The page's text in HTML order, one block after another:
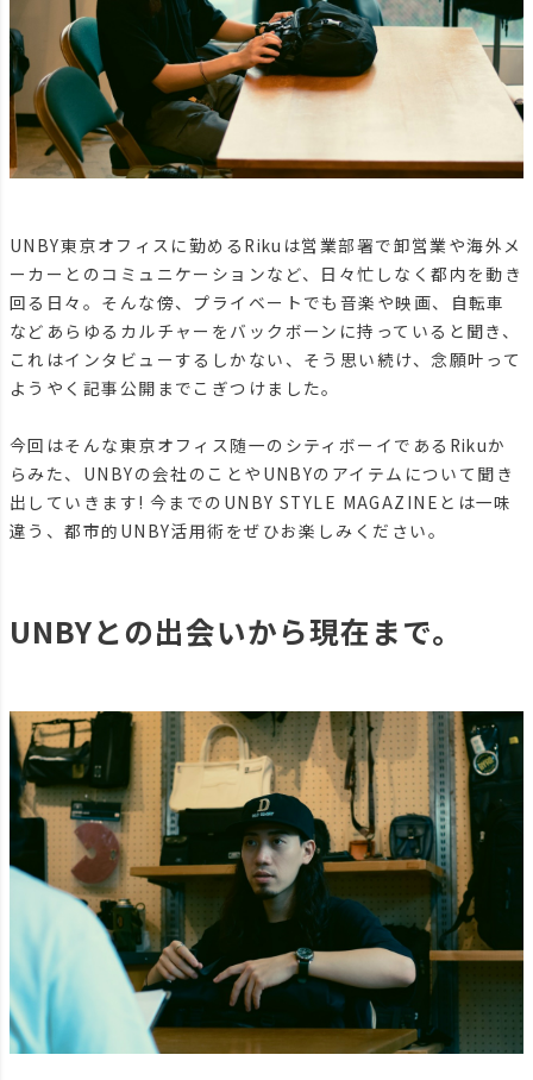
UNBY東京オフィスに勤めるRikuは営業部署で卸営業や海外メ
ーカーとのコミュニケーションなど、日々忙しなく都内を動き
回る日々。そんな傍、プライベートでも音楽や映画、自転車
などあらゆるカルチャーをバックボーンに持っていると聞き、
これはインタビューするしかない、そう思い続け、念願叶って
ようやく記事公開までこぎつけました。
今回はそんな東京オフィス随一のシティボーイであるRikuか
らみた、UNBYの会社のことやUNBYのアイテムについて聞き
出していきます! 今までのUNBY STYLE MAGAZINEとは一味
違う、都市的UNBY活用術をぜひお楽しみください。
UNBYとの出会いから現在まで。